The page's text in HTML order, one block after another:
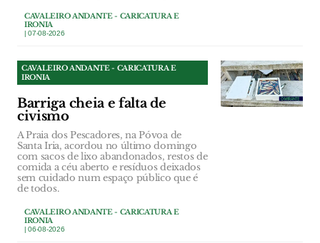
CAVALEIRO ANDANTE - CARICATURA E
IRONIA
| 07-08-2026
CAVALEIRO ANDANTE - CARICATURA E
IRONIA
Barriga cheia e falta de
civismo
A Praia dos Pescadores, na Póvoa de
Santa Iria, acordou no último domingo
com sacos de lixo abandonados, restos de
comida a céu aberto e resíduos deixados
sem cuidado num espaço público que é
de todos.
CAVALEIRO ANDANTE - CARICATURA E
IRONIA
| 06-08-2026